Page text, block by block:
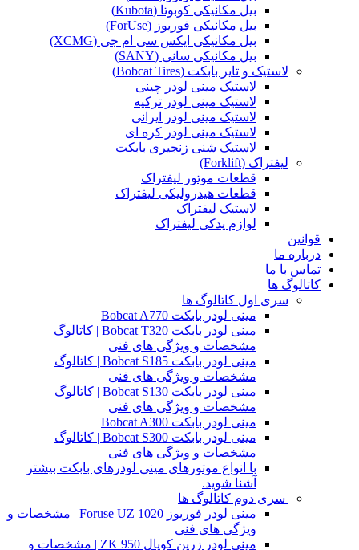
بیل مکانیکی کوبوتا (Kubota)
بیل مکانیکی فوریوز (ForUse)
بیل مکانیکی ایکس سی ام جی (XCMG)
بیل مکانیکی سانی (SANY)
لاستیک و تایر بابکت (Bobcat Tires)
لاستیک مینی لودر چینی
لاستیک مینی لودر ترکیه
لاستیک مینی لودر ایرانی
لاستیک مینی لودر کره ای
لاستیک شنی زنجیری بابکت
لیفتراک (Forklift)
قطعات موتور لیفتراک
قطعات هیدرولیکی لیفتراک
لاستیک لیفتراک
لوازم یدکی لیفتراک
قوانین
درباره ما
تماس با ما
کاتالوگ ها
سری اول کاتالوگ ها
مینی لودر بابکت Bobcat A770
مینی لودر بابکت Bobcat T320 | کاتالوگ
مشخصات و ویژگی های فنی
مینی لودر بابکت Bobcat S185 | کاتالوگ
مشخصات و ویژگی های فنی
مینی لودر بابکت Bobcat S130 | کاتالوگ
مشخصات و ویژگی های فنی
مینی لودر بابکت Bobcat A300
مینی لودر بابکت Bobcat S300 | کاتالوگ
مشخصات و ویژگی های فنی
با انواع موتورهای مینی لودرهای بابکت بیشتر
آشنا شوید.
سری دوم کاتالوگ ها
مینی لودر فوریوز Foruse UZ 1020 | مشخصات و
ویژگی های فنی
مینی لودر زرین کوپال ZK 950 | مشخصات و